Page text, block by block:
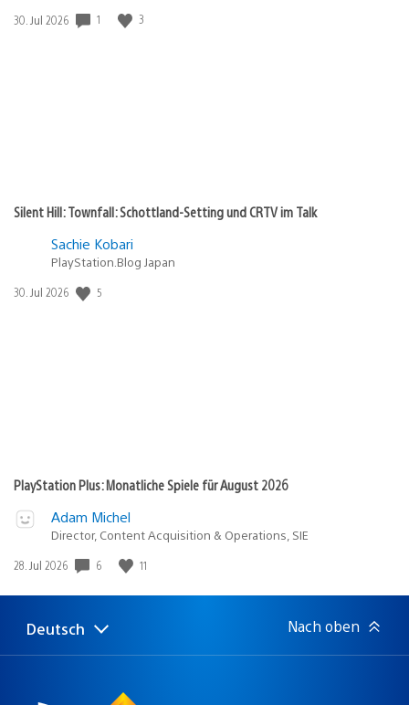
Gewinnspiel
Veröffentlichungsdatum:
30. Jul 2026 1 3
Silent Hill: Townfall: Schottland-Setting und CRTV im Talk
Sachie Kobari
PlayStation.Blog Japan
Veröffentlichungsdatum:
30. Jul 2026 5
PlayStation Plus: Monatliche Spiele für August 2026
Adam Michel
Director, Content Acquisition & Operations, SIE
Veröffentlichungsdatum:
28. Jul 2026 6 11
Select
Aktuelle
Deutsch Nach oben